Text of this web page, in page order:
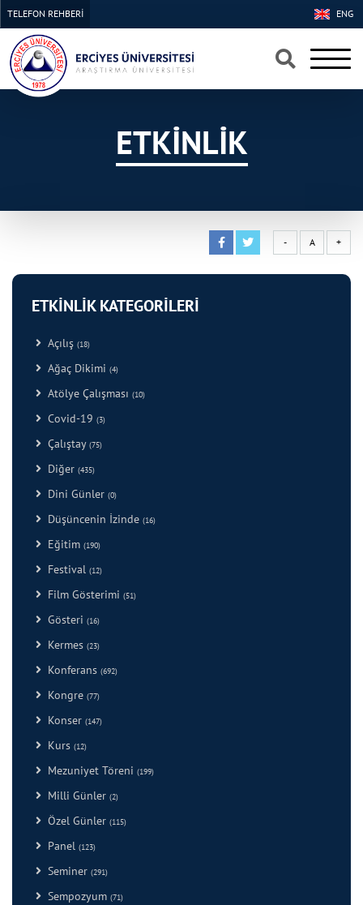
×
×
ENG
TELEFON REHBERİ
ETKİNLİK
- A +
ETKİNLİK KATEGORİLERİ
Açılış (18)
Ağaç Dikimi (4)
Atölye Çalışması (10)
Covid-19 (3)
Çalıştay (75)
Diğer (435)
Dini Günler (0)
Düşüncenin İzinde (16)
Eğitim (190)
Festival (12)
Film Gösterimi (51)
Gösteri (16)
Kermes (23)
Konferans (692)
Kongre (77)
Konser (147)
Kurs (12)
Mezuniyet Töreni (199)
Milli Günler (2)
Özel Günler (115)
Panel (123)
Seminer (291)
Sempozyum (71)